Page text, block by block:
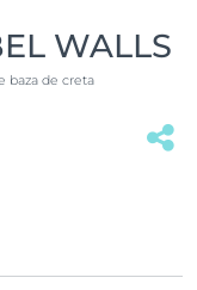
WALLS
baza de creta